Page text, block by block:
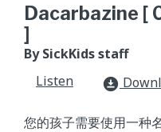
Dacarbazine [
]
By SickKids staff
Listen
download_for_offline
您的孩子需要使用一种